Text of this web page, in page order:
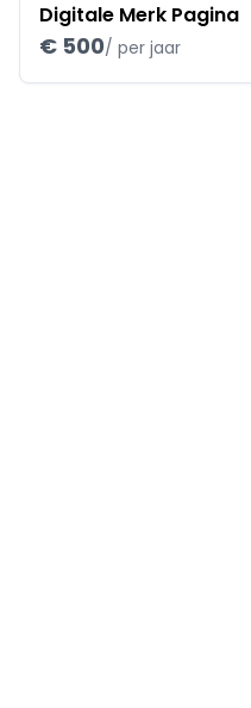
Digitale Merk Pagina
€ 500/ per jaar